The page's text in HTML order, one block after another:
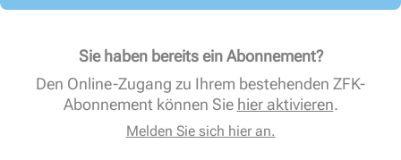
Sie haben bereits ein Abonnement?
Den Online-Zugang zu Ihrem bestehenden ZFK-
Abonnement können Sie hier aktivieren.
Melden Sie sich hier an.